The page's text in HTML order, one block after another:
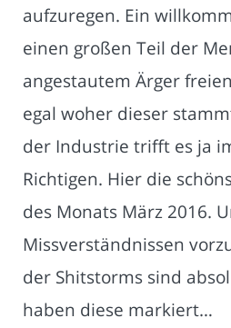
aufzuregen. Ein
einen großen Teil der
angestautem Ärger
egal woher dieser
der Industrie trifft es ja
Richtigen. Hier die
des Monats März 2016.
Missverständnissen
der Shitstorms sind
haben diese markiert…